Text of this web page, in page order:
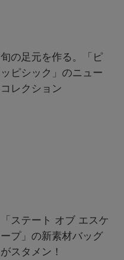
旬の足元を作る。「ピ
ッピシック」のニュー
コレクション
「ステート オブ エスケ
ープ」の新素材バッグ
がスタメン！